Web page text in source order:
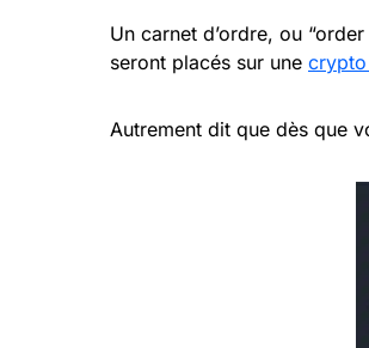
Un carnet d’ordre, ou
seront placés sur une
Autrement dit que dès que